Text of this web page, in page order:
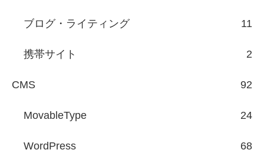
ブログ・ライティング 11
携帯サイト 2
CMS 92
MovableType 24
WordPress 68